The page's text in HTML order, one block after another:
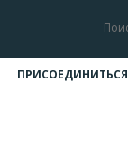
ПРИСОЕДИНИТЬСЯ